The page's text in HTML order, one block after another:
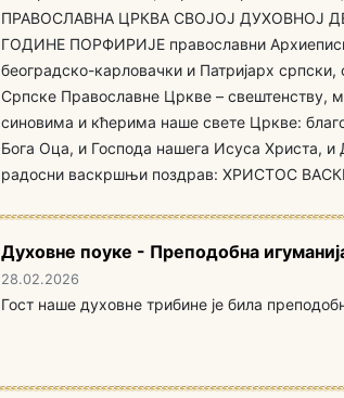
ПРАВОСЛАВНА ЦРКВА СВОЈОЈ ДУХОВНОЈ
ГОДИНЕ ПОРФИРИЈЕ православни
београдско-карловачки и Патријарх српски,
Српске Православне Цркве – свештенству,
синовима и кћерима наше свете Цркве:
Бога Оца, и Господа нашега Исуса Христа, и
радосни васкршњи поздрав: ХРИСТОС
Духовне поуке - Преподобна
28.02.2026
Гост наше духовне трибине је била